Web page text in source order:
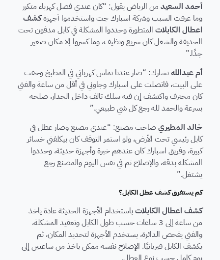
أحمد السعيدمن الرياض يقول: “كان عندي فصل كهرباء متكرر
وما عرفت السبب وشركة اسبارك جت واستخدموا أجهزةكشف
اعطال الكابلاتالمتطورة وحددوا المشكلة في كابل مدفون تحت
الحديقة والشغل كان سريع ونظيف، وما كسروا إلا مكان صغير
جدًا.”
أم عبداللهتشارك: “صار عندنا تماس كهربائي في المطبخ وخفت
على البيت، فاتصلت على اسبارك وجاوني في أقل من ساعة والفني
كان محترف واكتشف إن فيه سلك تالف داخل الجدار، صلحه
بسرعة والحمد لله رجع كل شي طبيعي.”
خالد المطيريصاحب مصنع: “عندي مصنع وصار عطل في
كابل رئيسي تحت الأرض، ولو استمر التوقف كان بيكلفني خسائر
كبيرة، وفريق اسبارك كان عندهم خبرة وأجهزة حديثة، وحددوا
المشكلة بدقة، والإصلاح تم في نفس اليوم والمصنع رجع
يشتغل.”
كم يستغرق كشف عطل الكابل؟
كشف اعطال الكابلاتباستخدام الأجهزة الحديثة عادة ياخذ
من ساعة إلى 3 ساعات حسب طول الكابل وتعقيد المشكلة،
والفني يفحص الدائرة، يستخدم الأجهزة لتحديد المكان، ثم
يكشف الكابل فيزيائيًا. الإصلاح نفسه ممكن ياخذ من ساعتين إلى